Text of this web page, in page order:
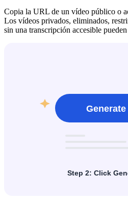
Copia la URL de un vídeo público o
Los vídeos privados, eliminados,
sin una transcripción accesible